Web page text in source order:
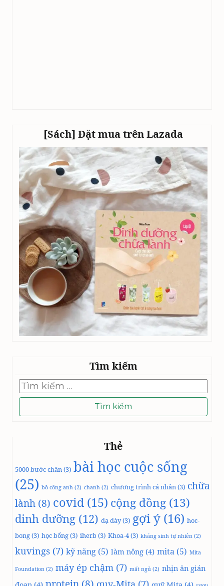
[Sách] Đặt mua trên Lazada
Tìm kiếm
Tìm
kiếm
cho:
Thẻ
5000 bước chân(3) bài học cuộc sống
(25) bồ công anh (2) chanh (2) chương trình cá nhân(3) chữa
lành (8) covid (15) cộng đồng (13)
dinh dưỡng (12) dạ dày(3) gợi ý (16) hoc-
bong(3) học bổng(3) iherb(3) Khoa-4(3) kháng sinh tự nhiên (2)
kuvings (7) kỹ năng (5) làm nông (4) mita (5) Mita
Foundation (2) máy ép chậm (7) mất ngủ (2) nhịn ăn gián